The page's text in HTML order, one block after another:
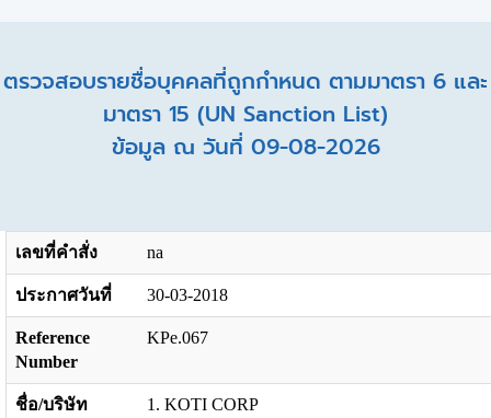
ตรวจสอบรายชื่อบุคคลที่ถูกกำหนด ตามมาตรา 6 และ
มาตรา 15 (UN Sanction List)
ข้อมูล ณ วันที่ 09-08-2026
เลขที่คำสั่ง na
ประกาศวันที่ 30-03-2018
Reference
Number
KPe.067
ชื่อ/บริษัท
1. KOTI CORP